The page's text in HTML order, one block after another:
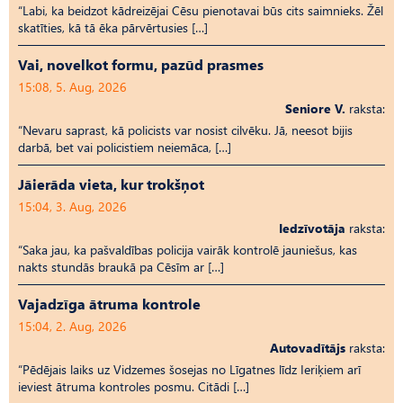
“Labi, ka beidzot kādreizējai Cēsu pienotavai būs cits saimnieks. Žēl
skatīties, kā tā ēka pārvērtusies […]
Vai, novelkot formu, pazūd prasmes
15:08, 5. Aug, 2026
Seniore V. raksta:
“Nevaru saprast, kā policists var nosist cilvēku. Jā, neesot bijis
darbā, bet vai policistiem neiemāca, […]
Jāierāda vieta, kur trokšņot
15:04, 3. Aug, 2026
Iedzīvotāja raksta:
“Saka jau, ka pašvaldības policija vairāk kontrolē jauniešus, kas
nakts stundās braukā pa Cēsīm ar […]
Vajadzīga ātruma kontrole
15:04, 2. Aug, 2026
Autovadītājs raksta:
“Pēdējais laiks uz Vid­ze­mes šosejas no Līgatnes līdz Ieriķiem arī
ieviest ātruma kontroles posmu. Citādi […]